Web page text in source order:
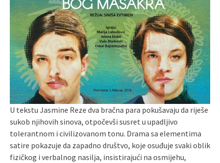
U tekstu Jasmine Reze dva bračna para pokušavaju da riješe
sukob njihovih sinova, otpočevši susret u upadljivo
tolerantnom i civilizovanom tonu. Drama sa elementima
satire pokazuje da zapadno društvo, koje osuđuje svaki oblik
fizičkog i verbalnog nasilja, insistirajući na osmijehu,